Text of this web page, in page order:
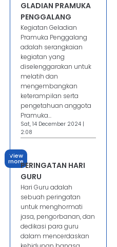
View
more
GLADIAN PRAMUKA
PENGGALANG
Kegiatan Geladian
Pramuka Penggalang
adalah serangkaian
kegiatan yang
diselenggarakan untuk
melatih dan
mengembangkan
keterampilan serta
pengetahuan anggota
Pramuka...
Sat, 14 December 2024 |
2:08
PERINGATAN HARI
GURU
Hari Guru adalah
sebuah peringatan
untuk menghormati
jasa, pengorbanan, dan
dedikasi para guru
dalam mencerdaskan